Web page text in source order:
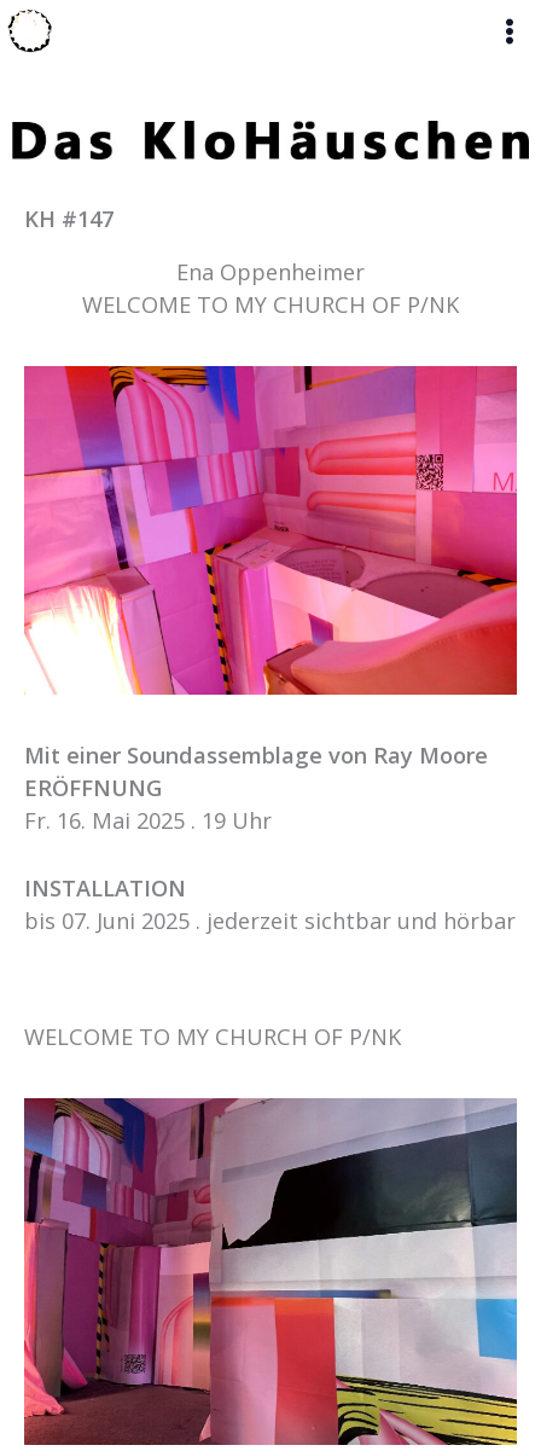
Zum
Inhalt
KH #147
Ena Oppenheimer
WELCOME TO MY CHURCH OF P/NK
Mit einer Soundassemblage von Ray Moore
ERÖFFNUNG
Fr. 16. Mai 2025 . 19 Uhr
INSTALLATION
bis 07. Juni 2025 . jederzeit sichtbar und hörbar
WELCOME TO MY CHURCH OF P/NK